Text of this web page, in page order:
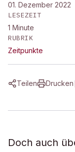
01. Dezember 2022
LESEZEIT
1 Minute
RUBRIK
Zeitpunkte
Teilen Drucken
Doch auch